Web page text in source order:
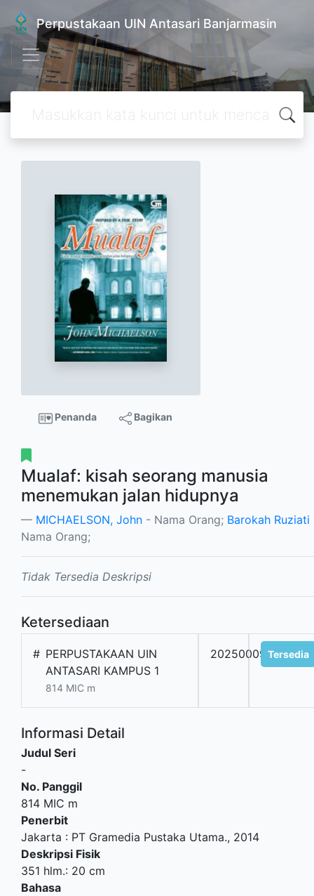
Perpustakaan UIN Antasari Banjarmasin
Penanda Bagikan
Mualaf: kisah seorang manusia
menemukan jalan hidupnya
MICHAELSON, John - Nama Orang; Barokah Ruziati
Nama Orang;
Tidak Tersedia Deskripsi
Ketersediaan
# PERPUSTAKAAN UIN
ANTASARI KAMPUS 1
814 MIC m
2025000906Tersedia
Informasi Detail
Judul Seri
-
No. Panggil
814 MIC m
Penerbit
Jakarta : PT Gramedia Pustaka Utama., 2014
Deskripsi Fisik
351 hlm.: 20 cm
Bahasa